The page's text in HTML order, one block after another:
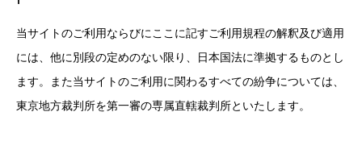
当サイトのご利用ならびにここに記すご利用規程の解釈及び適用
には、他に別段の定めのない限り、日本国法に準拠するものとし
ます。また当サイトのご利用に関わるすべての紛争については、
東京地方裁判所を第一審の専属直轄裁判所といたします。